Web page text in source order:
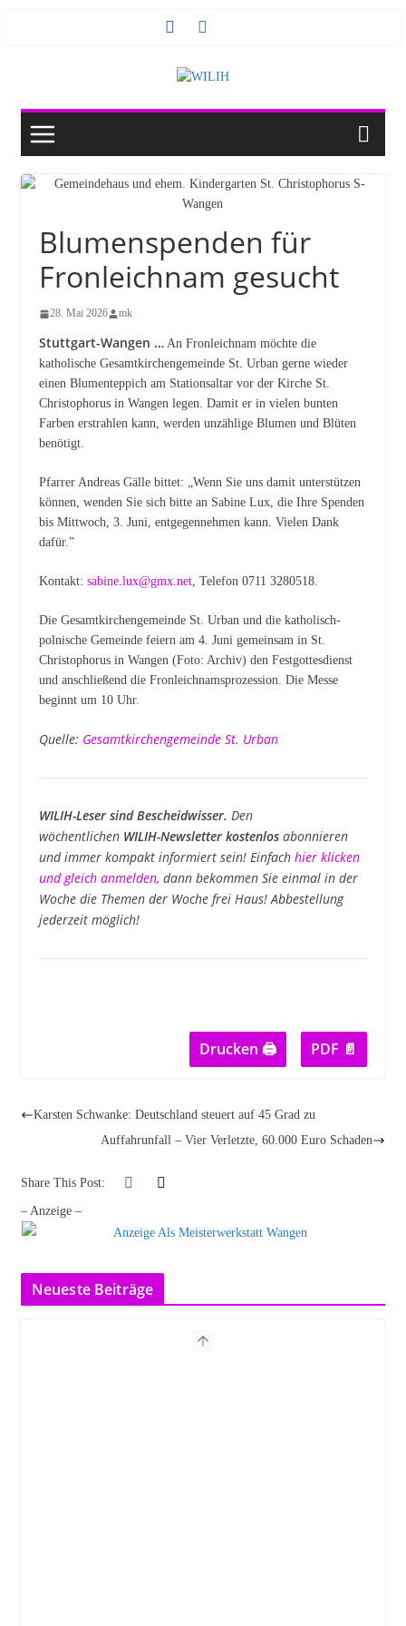
Blumenspenden für
Fronleichnam gesucht
28. Mai 2026 mk
Stuttgart-Wangen …An Fronleichnam möchte die
katholische Gesamtkirchengemeinde St. Urban gerne wieder
einen Blumenteppich am Stationsaltar vor der Kirche St.
Christophorus in Wangen legen. Damit er in vielen bunten
Farben erstrahlen kann, werden unzählige Blumen und Blüten
benötigt.
Pfarrer Andreas Gälle bittet: „Wenn Sie uns damit unterstützen
können, wenden Sie sich bitte an Sabine Lux, die Ihre Spenden
bis Mittwoch, 3. Juni, entgegennehmen kann. Vielen Dank
dafür.”
Kontakt: sabine.lux@gmx.net, Telefon 0711 3280518.
Die Gesamtkirchengemeinde St. Urban und die katholisch-
polnische Gemeinde feiern am 4. Juni gemeinsam in St.
Christophorus in Wangen (Foto: Archiv) den Festgottesdienst
und anschließend die Fronleichnamsprozession. Die Messe
beginnt um 10 Uhr.
Quelle: Gesamtkirchengemeinde St. Urban
WILIH-Leser sind Bescheidwisser. Den
wöchentlichen WILIH-Newsletter kostenlosabonnieren
und immer kompakt informiert sein! Einfach hier klicken
und gleich anmelden, dann bekommen Sie einmal in der
Woche die Themen der Woche frei Haus! Abbestellung
jederzeit möglich!
Drucken 🖨 PDF 📄
Karsten Schwanke: Deutschland steuert auf 45 Grad zu
Auffahrunfall – Vier Verletzte, 60.000 Euro Schaden
Share This Post:
– Anzeige –
Neueste Beiträge